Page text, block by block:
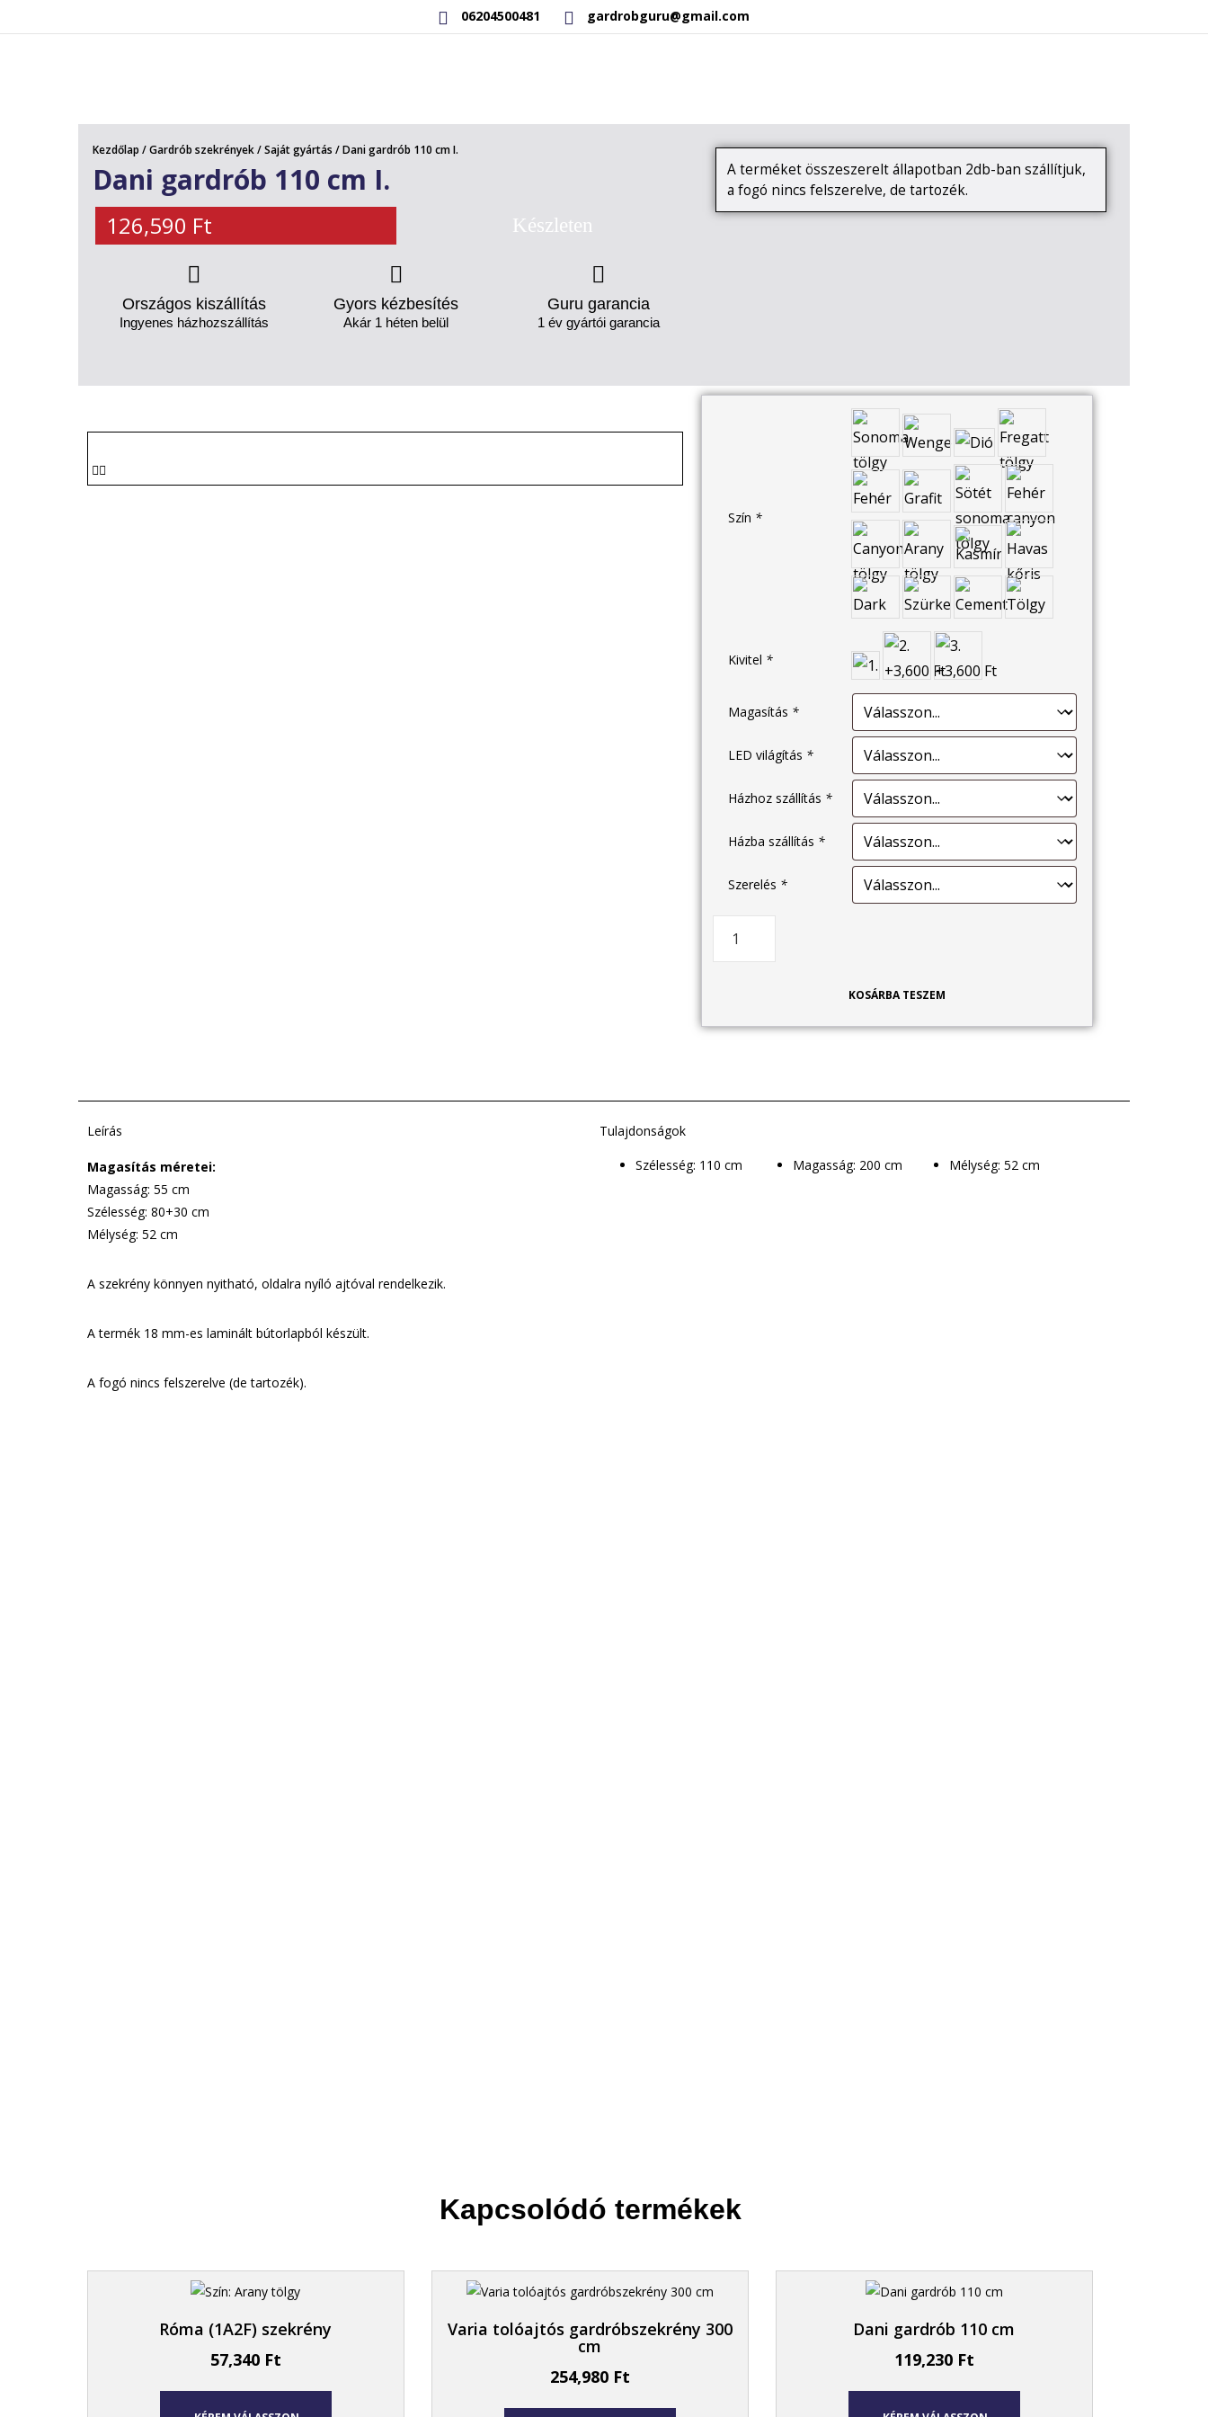
06204500481 gardrobguru@gmail.com
Kezdőlap /Gardrób szekrények/Saját gyártás / Dani gardrób 110 cm I.
Dani gardrób 110 cm I.
126,590 Ft Készleten
Országos kiszállítás
Ingyenes házhozszállítás
Gyors kézbesítés
Akár 1 héten belül
Guru garancia
1 év gyártói garancia
A terméket összeszerelt állapotban 2db-ban szállítjuk,
a fogó nincs felszerelve, de tartozék.
Szín *
Kivitel *
Magasítás *
LED világítás *
Házhoz szállítás *
Házba szállítás *
Szerelés *
KOSÁRBA TESZEM
Leírás
Magasítás méretei:
Magasság: 55 cm
Szélesség: 80+30 cm
Mélység: 52 cm
A szekrény könnyen nyitható, oldalra nyíló ajtóval rendelkezik.
A termék 18 mm-es laminált bútorlapból készült.
A fogó nincs felszerelve (de tartozék).
Tulajdonságok
Szélesség: 110 cm
Magasság: 200 cm Mélység: 52 cm
Kapcsolódó termékek
Róma (1A2F) szekrény
57,340 Ft
Varia tolóajtós gardróbszekrény 300
cm
254,980 Ft
Dani gardrób 110 cm
119,230 Ft